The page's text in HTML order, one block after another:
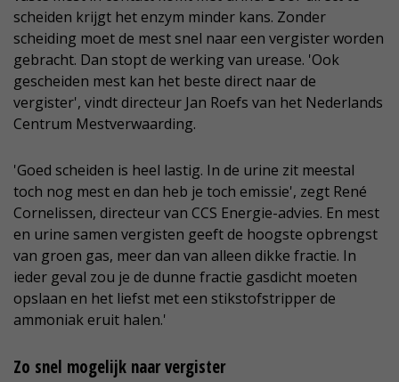
scheiden krijgt het enzym minder kans. Zonder
scheiding moet de mest snel naar een vergister worden
gebracht. Dan stopt de werking van urease. 'Ook
gescheiden mest kan het beste direct naar de
vergister', vindt directeur Jan Roefs van het Nederlands
Centrum Mestverwaarding.
'Goed scheiden is heel lastig. In de urine zit meestal
toch nog mest en dan heb je toch emissie', zegt René
Cornelissen, directeur van CCS Energie-advies. En mest
en urine samen vergisten geeft de hoogste opbrengst
van groen gas, meer dan van alleen dikke fractie. In
ieder geval zou je de dunne fractie gasdicht moeten
opslaan en het liefst met een stikstofstripper de
ammoniak eruit halen.'
Zo snel mogelijk naar vergister